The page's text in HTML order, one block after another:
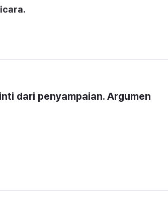
dari penyampaian. Argumen